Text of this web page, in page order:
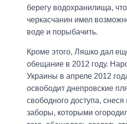
берегу водохранилища,
черкасчанин имел
воде и порыбачить.
Кроме этого, Ляшко дал
обещание в 2012 году.
Украины в апреле 2012
освободит днепровские
свободного доступа,
заборы, которыми